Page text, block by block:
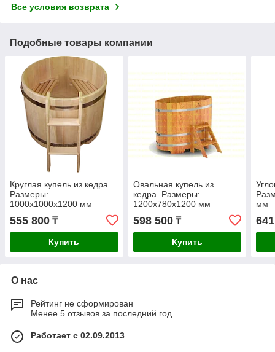
Все условия возврата
Подобные товары компании
Круглая купель из кедра.
Размеры:
1000х1000х1200 мм
555 800 ₸
Купить
Овальная купель из
кедра. Размеры:
1200х780х1200 мм
598 500₸
Купить
мм
О нас
Рейтинг не сформирован
Менее 5 отзывов за последний год
Работает с 02.09.2013